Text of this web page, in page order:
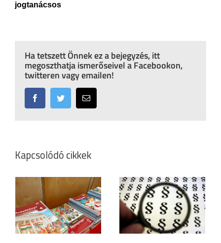
jogtanácsos
Ha tetszett Önnek ez a bejegyzés, itt
megoszthatja ismerőseivel a Facebookon,
twitteren vagy emailen!
FacebookTwitter Email:
Kapcsolódó cikkek